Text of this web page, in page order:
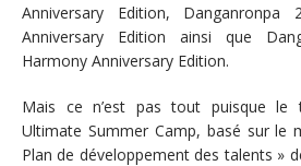
Anniversary Edition,
Anniversary Edition ainsi que
Harmony Anniversary Edition.
Mais ce n’est pas tout puisque le
Ultimate Summer Camp, basé sur le
Plan de développement des talents »